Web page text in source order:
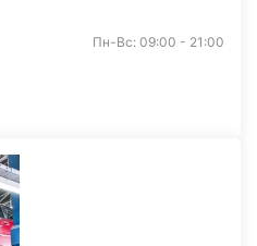
Пн-Вс: 09:00 - 21:00